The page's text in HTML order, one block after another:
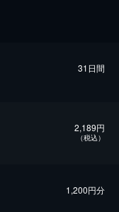
31日間
2,189円
（税込）
1,200円分